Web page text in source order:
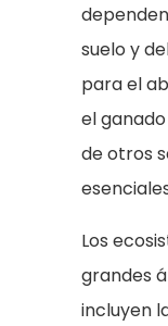
suelo y
para el
el
de otros
Los
grandes
incluyen